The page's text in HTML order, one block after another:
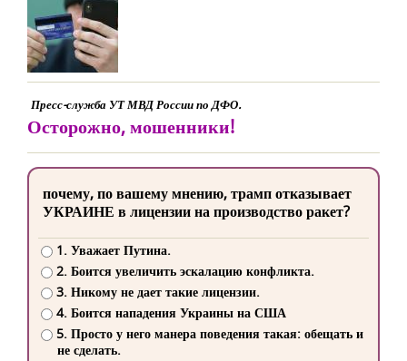
Пресс-служба УТ МВД России по ДФО.
Осторожно, мошенники!
почему, по вашему мнению, трамп отказывает
УКРАИНЕ в лицензии на производство ракет?
1. Уважает Путина.
2. Боится увеличить эскалацию конфликта.
3. Никому не дает такие лицензии.
4. Боится нападения Украины на США
5. Просто у него манера поведения такая: обещать и
не сделать.